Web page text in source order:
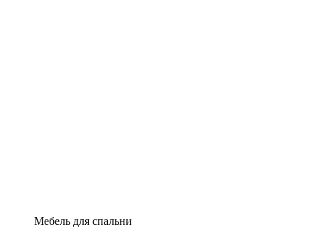
Мебель для спальни